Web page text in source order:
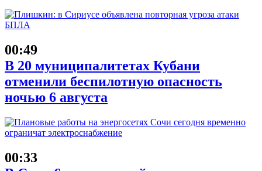
00:49
В 20 муниципалитетах Кубани
отменили беспилотную опасность
ночью 6 августа
00:33